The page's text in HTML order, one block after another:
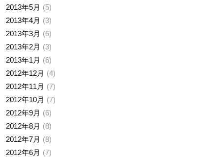
2013年5月
5
2013年4月
3
2013年3月
6
2013年2月
3
2013年1月
6
2012年12月
4
2012年11月
7
2012年10月
7
2012年9月
6
2012年8月
8
2012年7月
8
2012年6月
7